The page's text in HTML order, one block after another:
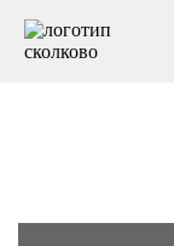
Мы независимая
выступаем от его имени.